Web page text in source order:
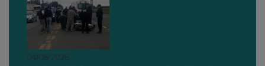
04/08/2026